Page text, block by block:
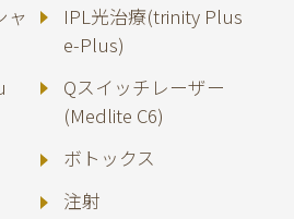
ャ
IPL光治療(trinity Plus
e-Plus)
Qスイッチレーザー
(Medlite C6)
ボトックス
注射